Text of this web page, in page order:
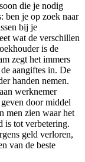
die je nodig
ben je op zoek naar
bij je
wat de verschillen
is de
zegt het immers
aangiftes in. De
handen nemen.
werknemer
door middel
men zien waar het
is tot verbetering.
geld verloren,
van de beste